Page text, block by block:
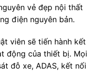
vẻ đẹp nội thất
điện nguyên bản.
viên sẽ tiến hành kết
động của thiết bị. Mọi
đỗ xe, ADAS, kết nối